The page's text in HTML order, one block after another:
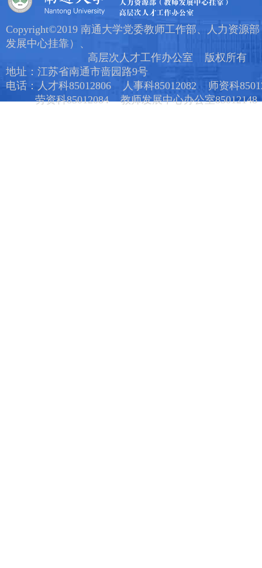
Copyright©2019 南通大学党委教师工作部、人力资源
发展中心挂靠）、
高层次人才工作办公室 版权所有
地址：江苏省南通市啬园路9号
电话：人才科85012806 人事科85012082 师资科
劳资科85012084 教师发展中心办公室85012148